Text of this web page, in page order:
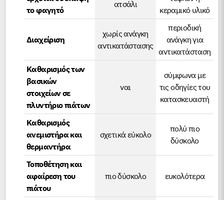
το φαγητό
ατσάλι
κεραμικό υλικό
Διαχείριση
χωρίς ανάγκη
αντικατάστασης
περιοδική
ανάγκη για
αντικατάσταση
Καθαρισμός των
βασικών
στοιχείων σε
πλυντήριο πιάτων
ναι
σύμφωνα με
τις οδηγίες του
κατασκευαστή
Καθαρισμός
ανεμιστήρα και
θερμαντήρα
σχετικά εύκολο
πολύ πιο
δύσκολο
Τοποθέτηση και
αφαίρεση του
πιάτου
πιο δύσκολο ευκολότερα